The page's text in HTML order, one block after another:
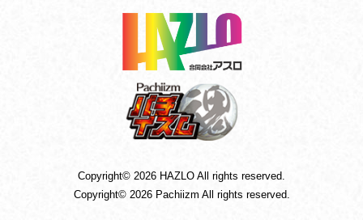
Copyright© 2026 HAZLO All rights reserved.
Copyright© 2026 Pachiizm All rights reserved.